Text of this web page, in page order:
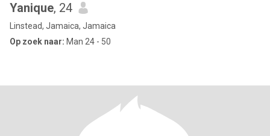
Yanique, 24
Linstead, Jamaica, Jamaica
Op zoek naar: Man 24 - 50